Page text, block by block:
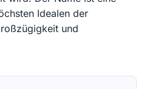
Idealen der
und